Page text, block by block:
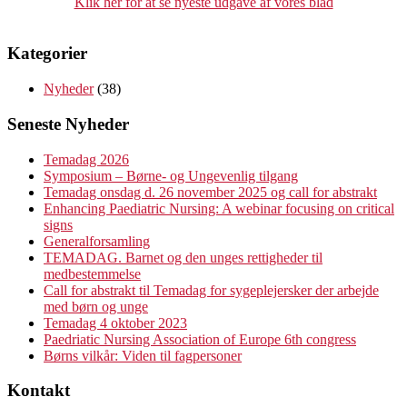
Kategorier
Nyheder(38)
Seneste Nyheder
Temadag 2026
Symposium – Børne- og Ungevenlig tilgang
Temadag onsdag d. 26 november 2025 og call for abstrakt
Enhancing Paediatric Nursing: A webinar focusing on critical
signs
Generalforsamling
TEMADAG. Barnet og den unges rettigheder til
medbestemmelse
Call for abstrakt til Temadag for sygeplejersker der arbejde
med børn og unge
Temadag 4 oktober 2023
Paedriatic Nursing Association of Europe 6th congress
Børns vilkår: Viden til fagpersoner
Kontakt